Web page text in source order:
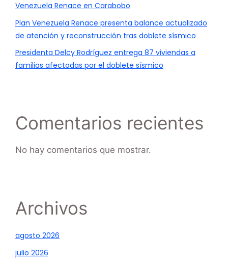
Venezuela Renace en Carabobo
Plan Venezuela Renace presenta balance actualizado
de atención y reconstrucción tras doblete sísmico
Presidenta Delcy Rodríguez entrega 87 viviendas a
familias afectadas por el doblete sísmico
Comentarios recientes
No hay comentarios que mostrar.
Archivos
agosto 2026
julio 2026